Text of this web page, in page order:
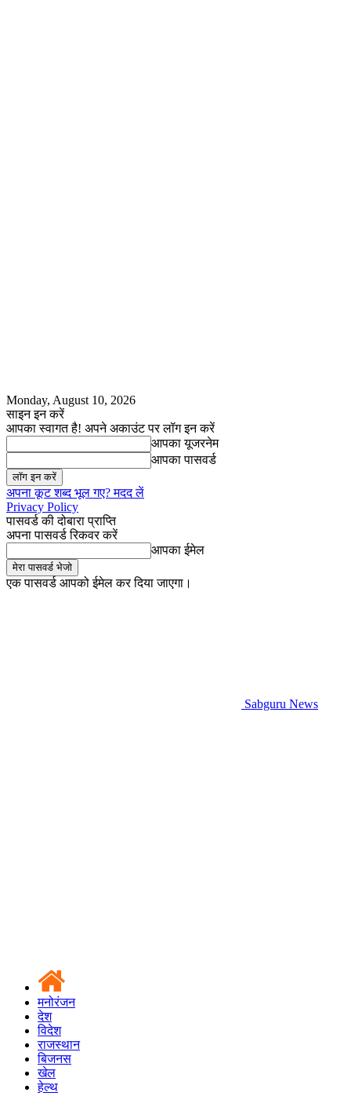
Monday, August 10, 2026
साइन इन करें
आपका स्वागत है! अपने अकाउंट पर लॉग इन करें
आपका यूजरनेम
आपका पासवर्ड
अपना कूट शब्द भूल गए? मदद लें
Privacy Policy
पासवर्ड की दोबारा प्राप्ति
अपना पासवर्ड रिकवर करें
आपका ईमेल
एक पासवर्ड आपको ईमेल कर दिया जाएगा।
Sabguru News
मनोरंजन
देश
विदेश
राजस्थान
बिजनस
खेल
हेल्थ